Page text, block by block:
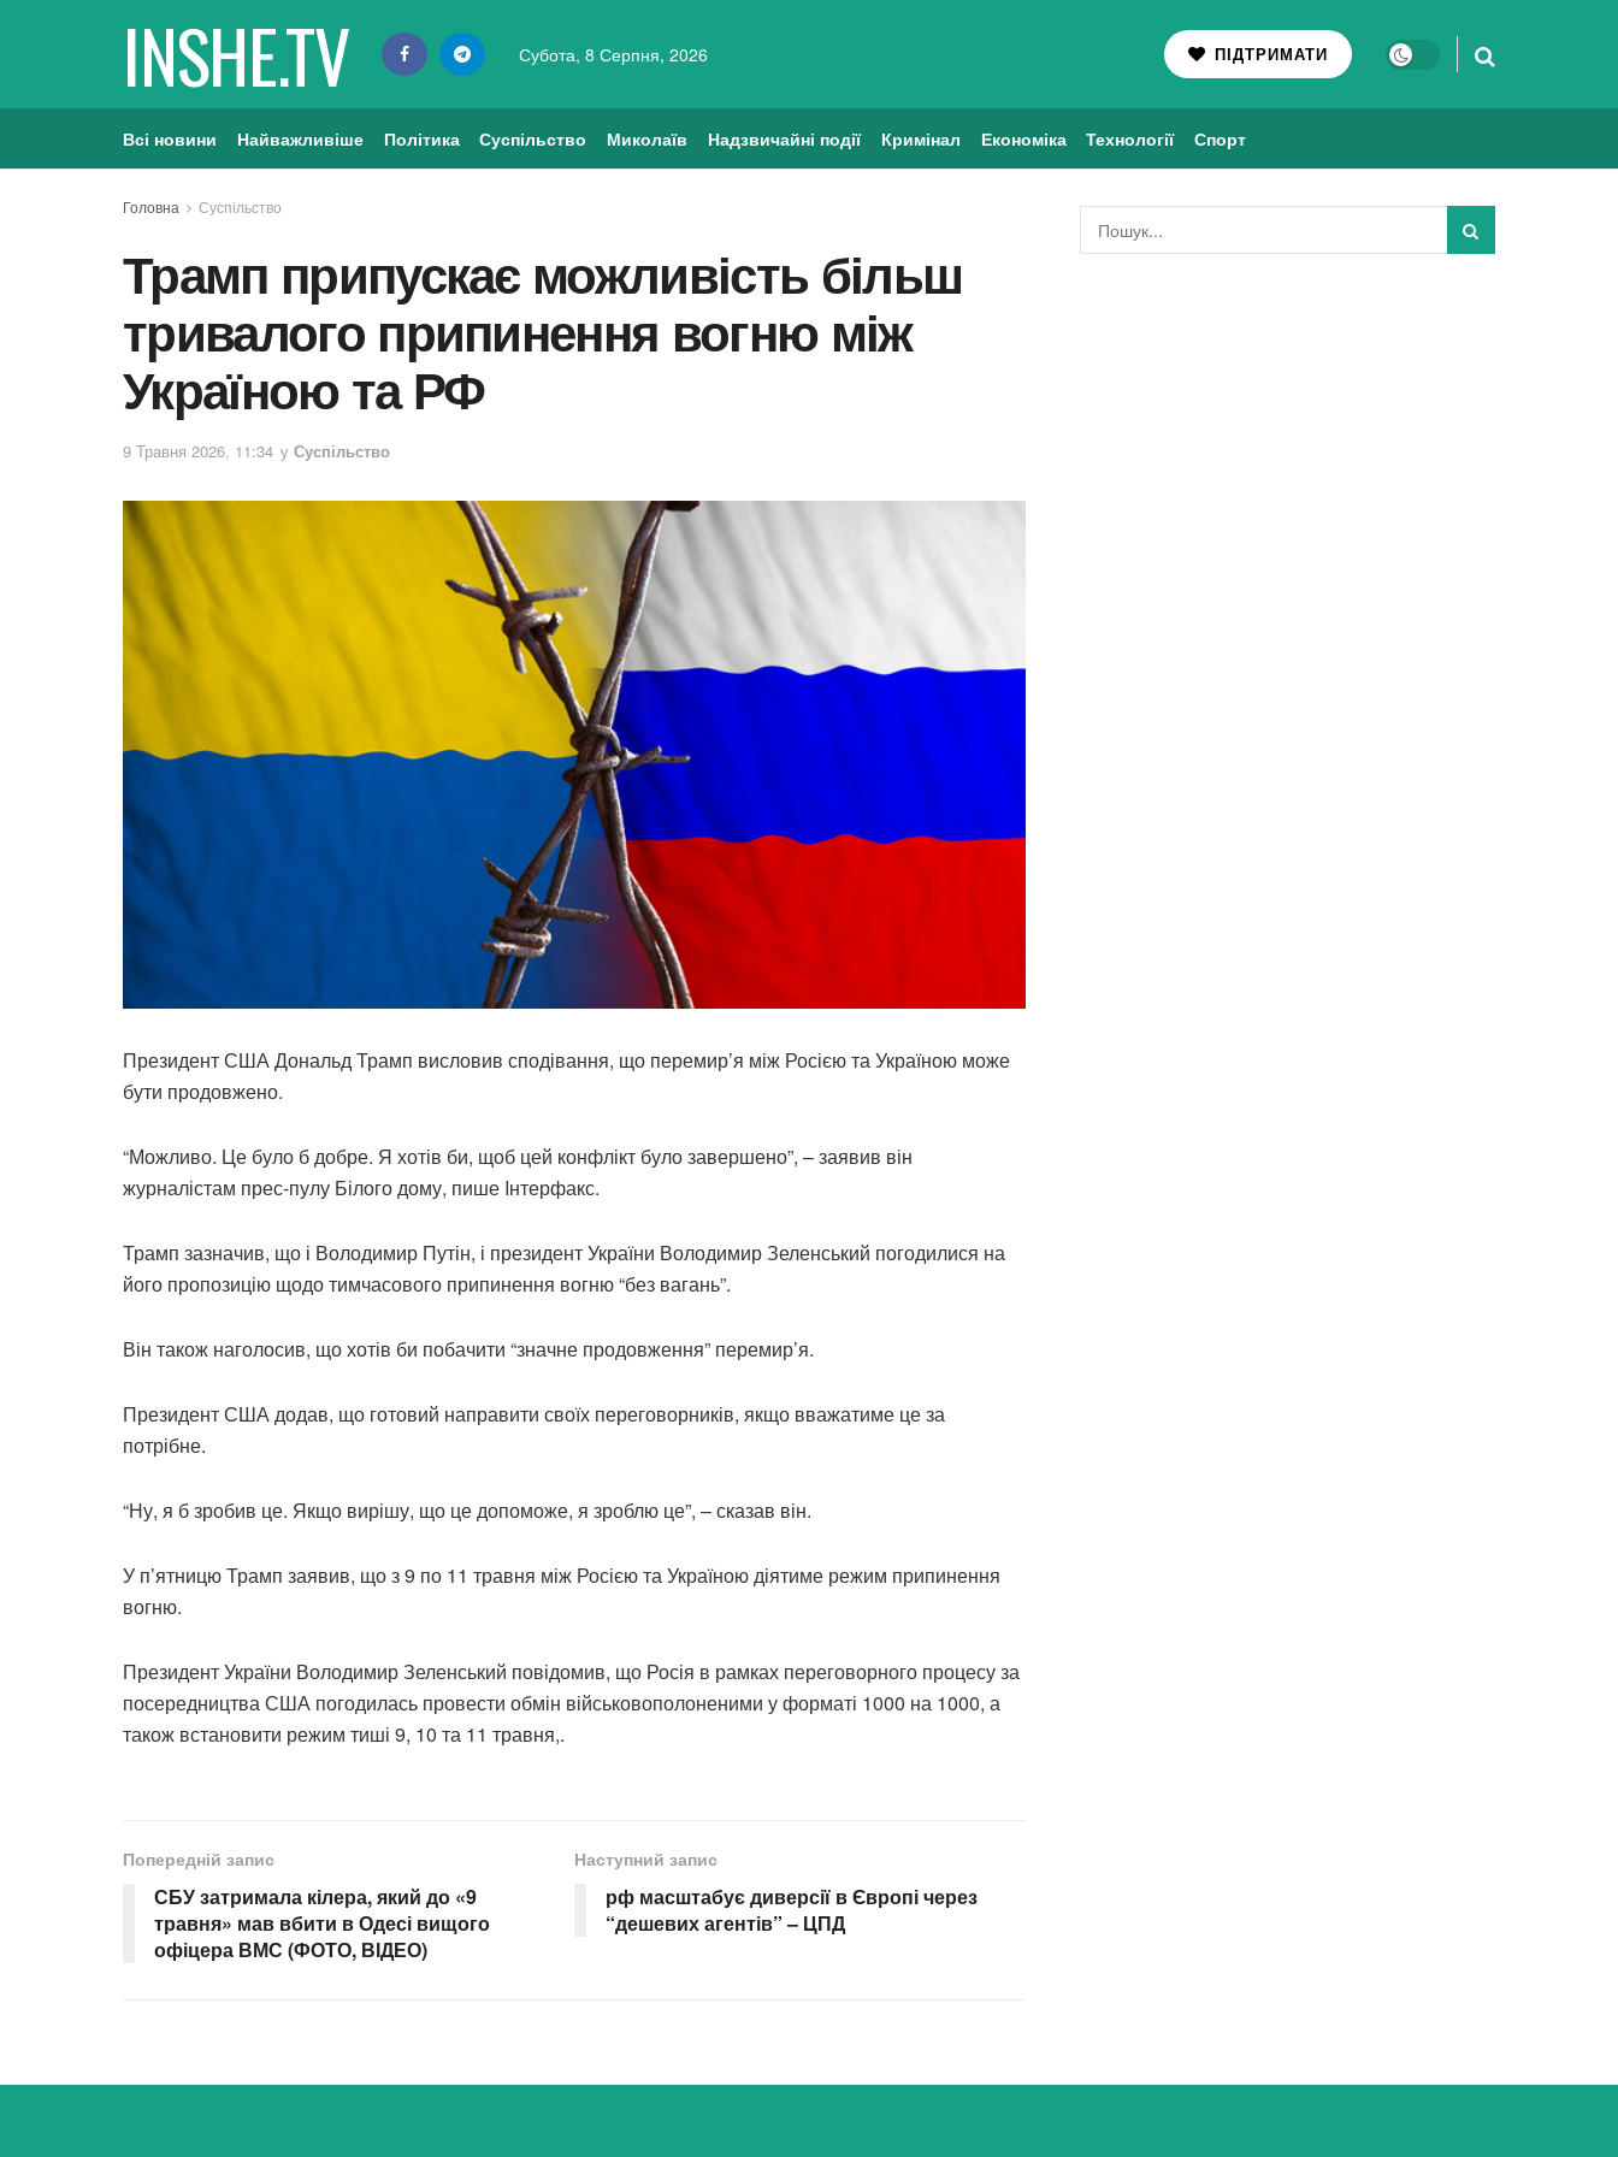
INSHE.TV Субота, 8 Серпня, 2026 ПІДТРИМАТИ
Всі новини Найважливіше Політика Суспільство Миколаїв Надзвичайні події Кримінал Економіка Технології Спорт
Головна Суспільство
Трамп припускає можливість більш
тривалого припинення вогню між
Україною та РФ
9 Травня 2026, 11:34 у Суспільство
Президент США Дональд Трамп висловив сподівання, що перемир’я між Росією та Україною може
бути продовжено.
“Можливо. Це було б добре. Я хотів би, щоб цей конфлікт було завершено”, – заявив він
журналістам прес-пулу Білого дому, пише Iнтерфакс.
Трамп зазначив, що і Володимир Путін, і президент України Володимир Зеленський погодилися на
його пропозицію щодо тимчасового припинення вогню “без вагань”.
Він також наголосив, що хотів би побачити “значне продовження” перемир’я.
Президент США додав, що готовий направити своїх переговорників, якщо вважатиме це за
потрібне.
“Ну, я б зробив це. Якщо вирішу, що це допоможе, я зроблю це”, – сказав він.
У п’ятницю Трамп заявив, що з 9 по 11 травня між Росією та Україною діятиме режим припинення
вогню.
Президент України Володимир Зеленський повідомив, що Росія в рамках переговорного процесу за
посередництва США погодилась провести обмін військовополоненими у форматі 1000 на 1000, а
також встановити режим тиші 9, 10 та 11 травня,.
Попередній запис
СБУ затримала кілера, який до «9
травня» мав вбити в Одесі вищого
офіцера ВМС (ФОТО, ВІДЕО)
Наступний запис
рф масштабує диверсії в Європі через
“дешевих агентів” – ЦПД